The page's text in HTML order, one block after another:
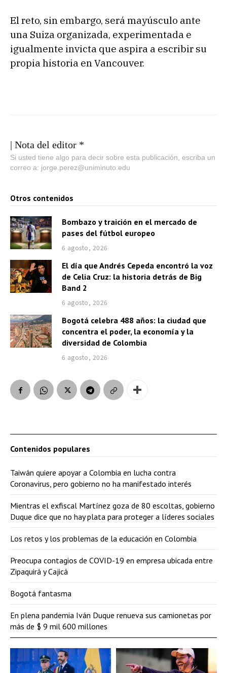
El reto, sin embargo, será mayúsculo ante
una Suiza organizada, experimentada e
igualmente invicta que aspira a escribir su
propia historia en Vancouver.
| Nota del editor *
Si usted tiene algo para decir sobre esta publicación, escriba un
correo a: jorge.perez@uniminuto.edu
Otros contenidos
Bombazo y traición en el mercado de
pases del fútbol europeo
6 agosto, 2026
El día que Andrés Cepeda encontró la voz
de Celia Cruz: la historia detrás de Big
Band 2
6 agosto, 2026
Bogotá celebra 488 años: la ciudad que
concentra el poder, la economía y la
diversidad de Colombia
6 agosto, 2026
Contenidos populares
Taiwán quiere apoyar a Colombia en lucha contra
Coronavirus, pero gobierno no ha manifestado interés
Mientras el exfiscal Martínez goza de 80 escoltas, gobierno
Duque dice que no hay plata para proteger a líderes sociales
Los retos y los problemas de la educación en Colombia
Preocupa contagios de COVID-19 en empresa ubicada entre
Zipaquirá y Cajicá
Bogotá fantasma
En plena pandemia Iván Duque renueva sus camionetas por
más de $ 9 mil 600 millones